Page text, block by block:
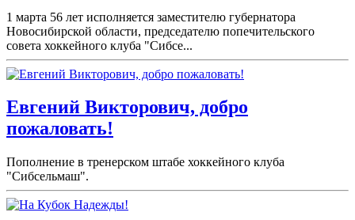
1 марта 56 лет исполняется заместителю губернатора
Новосибирской области, председателю попечительского
совета хоккейного клуба "Сибсе...
Евгений Викторович, добро
пожаловать!
Пополнение в тренерском штабе хоккейного клуба
"Сибсельмаш".